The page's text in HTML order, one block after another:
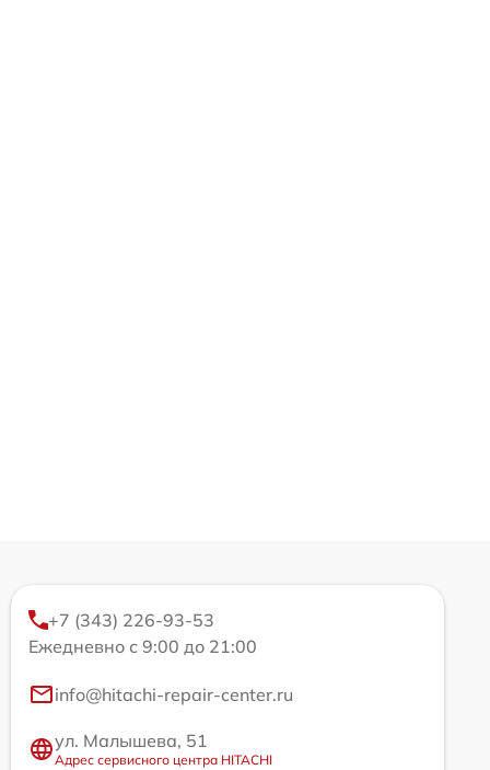
+7 (343) 226-93-53
Ежедневно с 9:00 до 21:00
info@hitachi-repair-center.ru
ул. Малышева, 51
Адрес сервисного центра HITACHI